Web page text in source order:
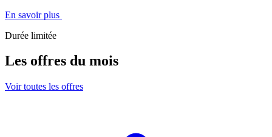
En savoir plus
Durée limitée
Les offres du mois
Voir toutes les offres